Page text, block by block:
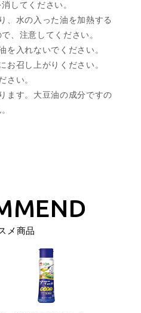
してください。
、水の入った油を加熱する
、注意してください。
を入れないでください。
お召し上がりください。
さい。
ます。大豆油の成分ですの
メ商品